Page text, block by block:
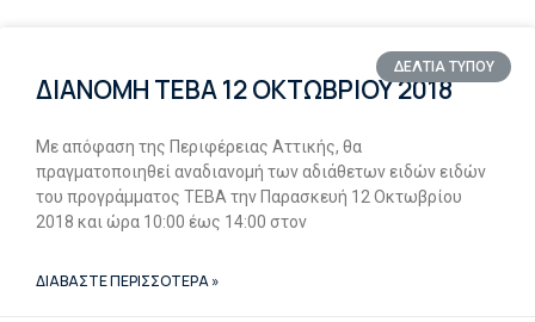
ΔΕΛΤΙΑ ΤΥΠΟΥ
ΔΙΑΝΟΜΗ ΤΕΒΑ 12 ΟΚΤΩΒΡΙΟΥ 2018
Με απόφαση της Περιφέρειας Αττικής, θα
πραγματοποιηθεί αναδιανομή των αδιάθετων ειδών ειδών
του προγράμματος ΤΕΒΑ την Παρασκευή 12 Οκτωβρίου
2018 και ώρα 10:00 έως 14:00 στον
ΔΙΑΒΑΣΤΕ ΠΕΡΙΣΣΟΤΕΡΑ »